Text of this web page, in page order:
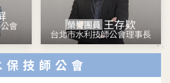
會 榮譽團員 王存欵
台北市水利技師公會理事長
保技師公會